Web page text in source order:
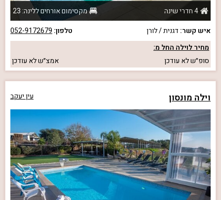
4 חדרי שינה
מקסימום אורחים ללינה: 23
איש קשר: דגנית / לורן טלפון: 052-9172679
מחיר לוילה החל מ:
סופ״שלא עודכן אמצ״שלא עודכן
וילה מונסון עין יעקב